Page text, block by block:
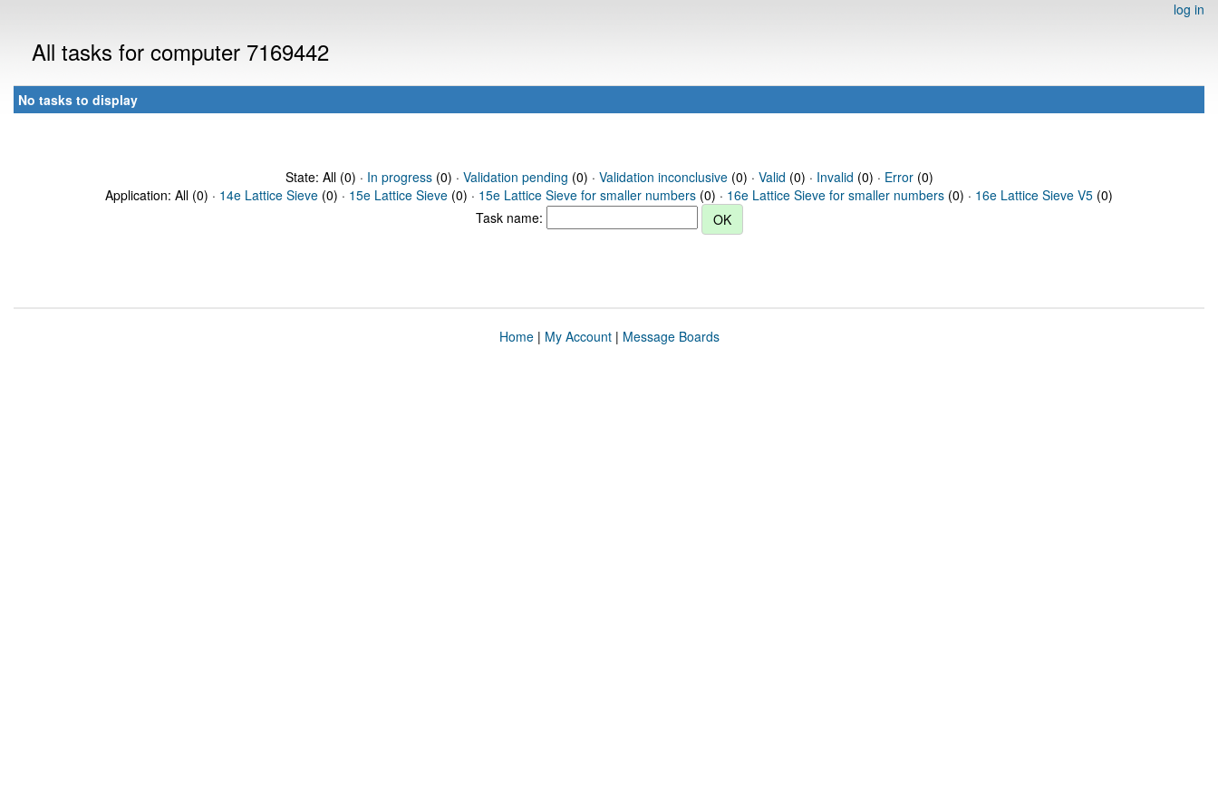
log in
All tasks for computer 7169442
No tasks to display
State: All (0) · In progress(0) · Validation pending (0) · Validation inconclusive(0) · Valid (0) · Invalid (0) · Error(0)
Application: All (0) · 14e Lattice Sieve (0) · 15e Lattice Sieve (0) · 15e Lattice Sieve for smaller numbers (0) · 16e Lattice Sieve for smaller numbers (0) · 16e Lattice Sieve V5 (0)
Task name:
Home| My Account| Message Boards